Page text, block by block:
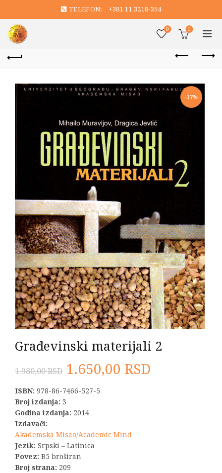
TELEFON: +381 11 3218-354
0 0
-17%
Građevinski materijali 2
1.980,00RSD Originalna
cena
je
bila:
1.980,00 RSD.
1.650,00 RSD
ISBN: 978-86-7466-527-5
Broj izdanja: 3
Godina izdanja: 2014
Izdavači:
Akademska Misao/Academic Mind
Jezik: Srpski – Latinica
Povez: B5 broširan
Broj strana: 209